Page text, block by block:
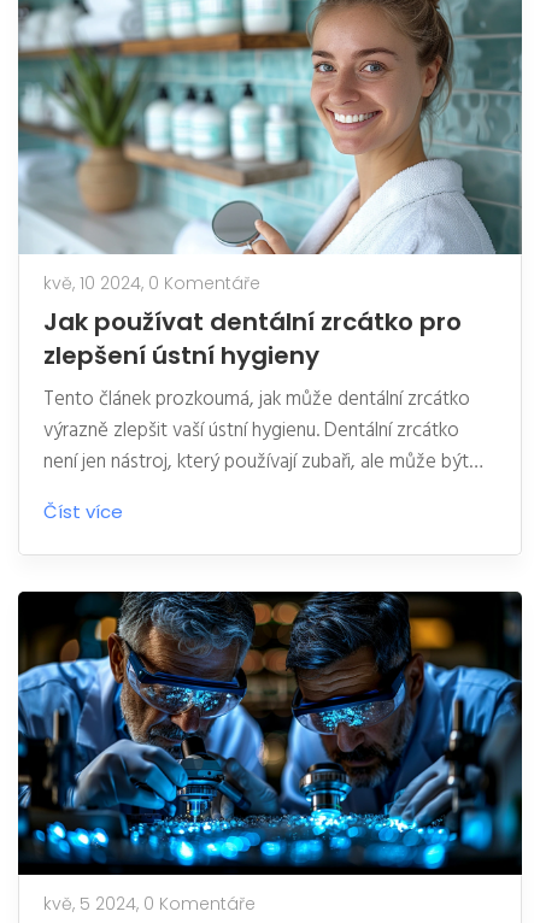
kvě, 10 2024, 0 Komentáře
Jak používat dentální zrcátko pro
zlepšení ústní hygieny
Tento článek prozkoumá, jak může dentální zrcátko
výrazně zlepšit vaší ústní hygienu. Dentální zrcátko
není jen nástroj, který používají zubaři, ale může být
užitečný i pro každodenní použití doma. Zjistíte, jak
správně používat dentální zrcátko k identifikaci
problémových oblastí ve vaší ústní dutině, jak ho čistit
a udržovat, a jaké jsou další praktické tipy pro
maximální využití tohoto jednoduchého nástroje.
Číst více
kvě, 5 2024, 0 Komentáře